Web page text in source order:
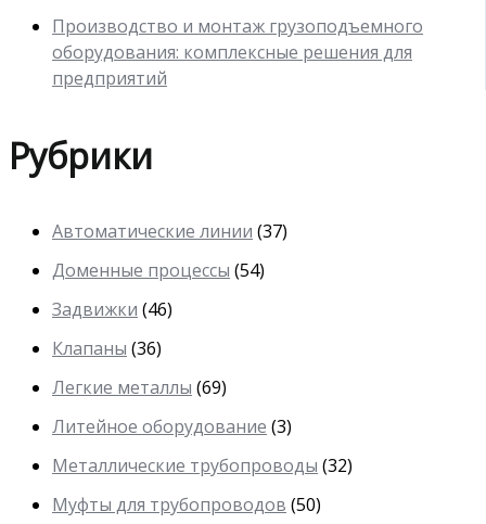
Производство и монтаж грузоподъемного
оборудования: комплексные решения для
предприятий
Рубрики
Автоматические линии (37)
Доменные процессы (54)
Задвижки (46)
Клапаны (36)
Легкие металлы (69)
Литейное оборудование (3)
Металлические трубопроводы (32)
Муфты для трубопроводов (50)